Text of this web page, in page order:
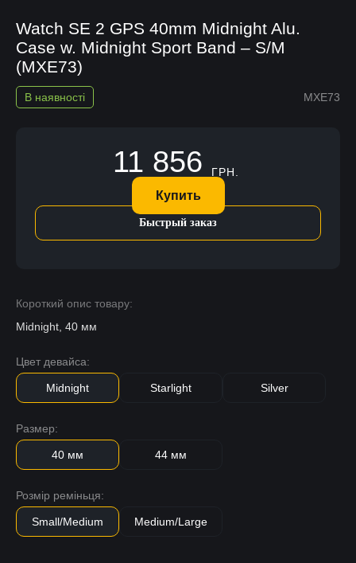
Watch SE 2 GPS 40mm Midnight Alu.
Case w. Midnight Sport Band – S/M
(MXE73)
MXE73
В наявності
Короткий опис товару:
Midnight, 40 мм
Цвет девайса:
Midnight Starlight Silver
Размер:
40 мм 44 мм
Розмір реміньця:
Small/Medium Medium/Large
11 856 ГРН.
Купить
Быстрый заказ